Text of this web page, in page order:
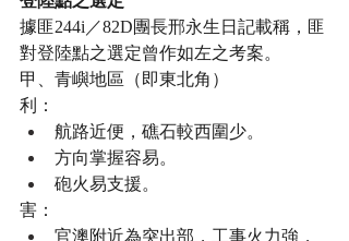
據匪244i／82D團長邢永生日記載稱，匪
對登陸點之選定曾作如左之考案。
甲、青嶼地區（即東北角）
利：
航路近便，礁石較西圍少。
方向掌握容易。
砲火易支援。
害：
官澳附近為突出部，工事火力強，